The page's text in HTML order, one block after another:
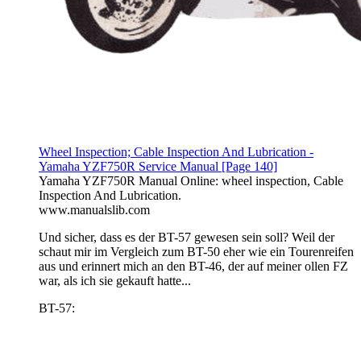
Wheel Inspection; Cable Inspection And Lubrication -
Yamaha YZF750R Service Manual [Page 140]
Yamaha YZF750R Manual Online: wheel inspection, Cable
Inspection And Lubrication.
www.manualslib.com
Und sicher, dass es der BT-57 gewesen sein soll? Weil der
schaut mir im Vergleich zum BT-50 eher wie ein Tourenreifen
aus und erinnert mich an den BT-46, der auf meiner ollen FZ
war, als ich sie gekauft hatte...
BT-57: